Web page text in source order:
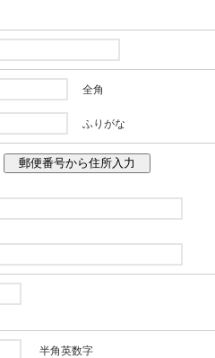
全角
ふりがな
郵便番号から住所入力
半角英数字